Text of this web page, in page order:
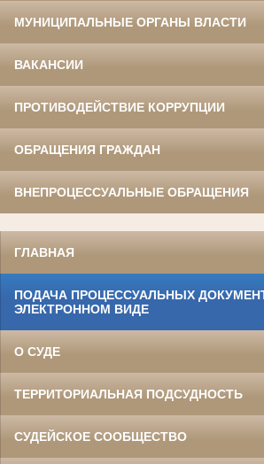
МУНИЦИПАЛЬНЫЕ ОРГАНЫ ВЛАСТИ
ВАКАНСИИ
ПРОТИВОДЕЙСТВИЕ КОРРУПЦИИ
ОБРАЩЕНИЯ ГРАЖДАН
ВНЕПРОЦЕССУАЛЬНЫЕ ОБРАЩЕНИЯ
ГЛАВНАЯ
ПОДАЧА ПРОЦЕССУАЛЬНЫХ
ЭЛЕКТРОННОМ ВИДЕ
О СУДЕ
ТЕРРИТОРИАЛЬНАЯ ПОДСУДНОСТЬ
СУДЕЙСКОЕ СООБЩЕСТВО